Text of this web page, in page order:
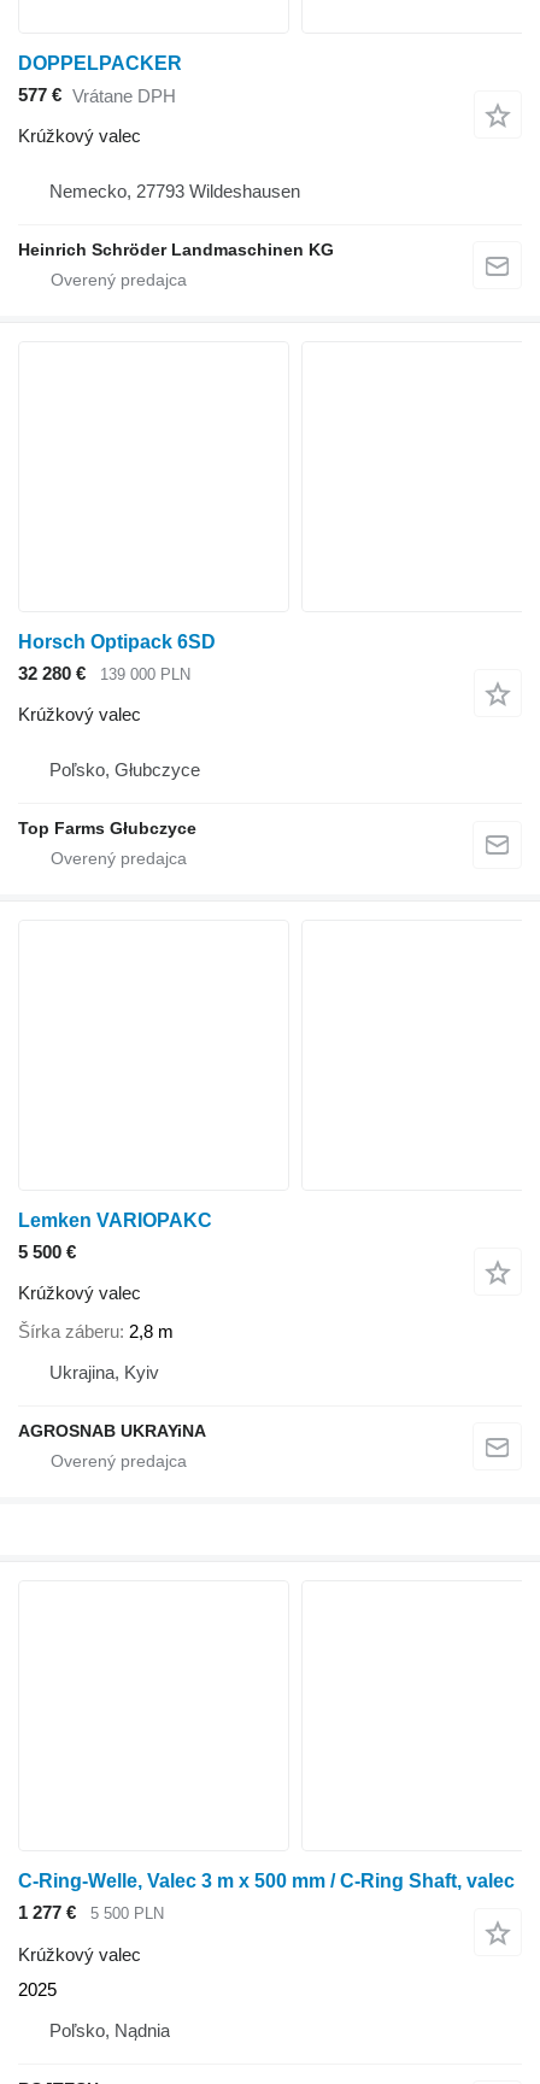
DOPPELPACKER
577 € Vrátane DPH
Krúžkový valec
Nemecko, 27793 Wildeshausen
Heinrich Schröder Landmaschinen KG
Horsch Optipack 6SD
32 280 €
139 000 PLN
Krúžkový valec
Poľsko, Głubczyce
Top Farms Głubczyce
Lemken VARIOPAKC
5 500 €
Krúžkový valec
Šírka záberu 2,8 m
Ukrajina, Kyiv
AGROSNAB UKRAYiNA
C-Ring-Welle, Valec 3 m x 500 mm / C-Ring Shaft, valec
1 277 €
5 500 PLN
Krúžkový valec
2025
Poľsko, Nądnia